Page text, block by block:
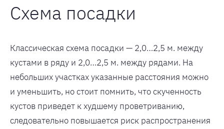
Схема посадки
Классическая схема посадки — 2,0…2,5 м. между
кустами в ряду и 2,0…2,5 м. между рядами. На
небольших участках указанные расстояния можно
и уменьшить, но стоит помнить, что скученность
кустов приведет к худшему проветриванию,
следовательно повышается риск распространения